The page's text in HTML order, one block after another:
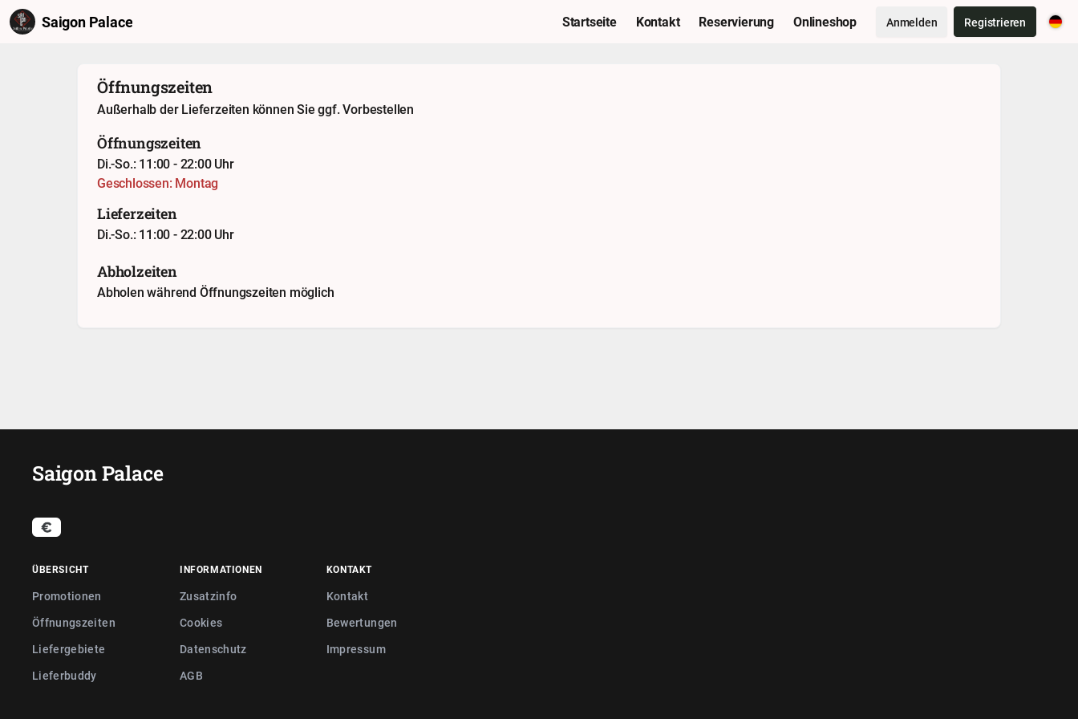
Saigon Palace Startseite Kontakt Reservierung Onlineshop Anmelden Registrieren
Öffnungszeiten
Außerhalb der Lieferzeiten können Sie ggf. Vorbestellen
Öffnungszeiten
Di.-So.: 11:00 - 22:00 Uhr
Geschlossen: Montag
Lieferzeiten
Di.-So.: 11:00 - 22:00 Uhr
Abholzeiten
Abholen während Öffnungszeiten möglich
Saigon Palace
ÜBERSICHT
Promotionen
Öffnungszeiten
Liefergebiete
Lieferbuddy
INFORMATIONEN
Zusatzinfo
Cookies
Datenschutz
AGB
KONTAKT
Kontakt
Bewertungen
Impressum